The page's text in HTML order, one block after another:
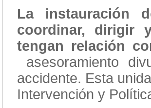
La instauración
coordinar, dirigir
tengan relación
asesoramiento
accidente. Esta
Intervención y